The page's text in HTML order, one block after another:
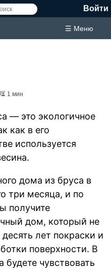
Войти
☰ Меню
⏳ 1 мин
— это экологичное
как в его
используется
дома из бруса в
три месяца, и по
получите
дом, который не
лет покраски и
поверхности. В
чувствовать